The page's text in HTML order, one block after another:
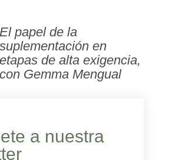
El papel de la
suplementación en
etapas de alta exigencia,
con Gemma Mengual
a nuestra